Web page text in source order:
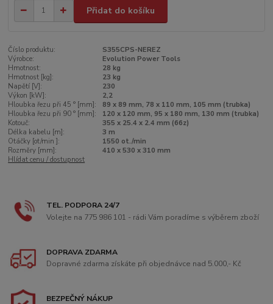
Přidat do košíku
Číslo produktu:
S355CPS-NEREZ
Výrobce:
Evolution Power Tools
Hmotnost:
28 kg
Hmotnost [kg]:
23 kg
Napětí [V]:
230
Výkon [kW]:
2,2
Hloubka řezu při 45 ° [mm]:
89 x 89 mm, 78 x 110 mm, 105 mm (trubka)
Hloubka řezu při 90 ° [mm]:
120 x 120 mm, 95 x 180 mm, 130 mm (trubka)
Kotouč:
355 x 25.4 x 2.4 mm (66z)
Délka kabelu [m]:
3 m
Otáčky [ot/min ]:
1550 ot./min
Rozměry [mm]:
410 x 530 x 310 mm
Hlídat cenu / dostupnost
TEL. PODPORA 24/7
Volejte na 775 986 101 - rádi Vám poradíme s výběrem zboží
DOPRAVA ZDARMA
Dopravné zdarma získáte při objednávce nad 5.000,- Kč
BEZPEČNÝ NÁKUP